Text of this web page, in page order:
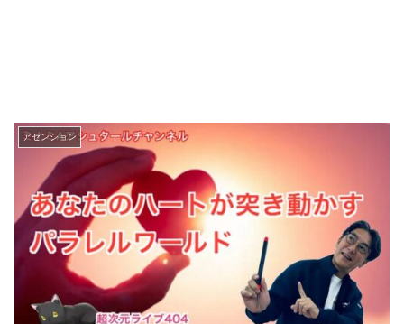
アセンション